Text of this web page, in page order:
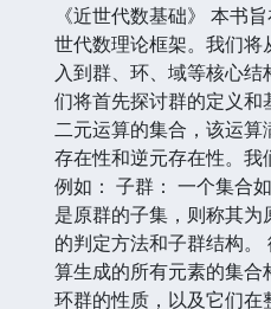
《近世代数基础》 本书
世代数理论框架。我们
入到群、环、域等核心
们将首先探讨群的定义
二元运算的集合，该运
存在性和逆元存在性。我
例如： 子群： 一个集合
是原群的子集，则称其
的判定方法和子群结构
算生成的所有元素的集
环群的性质，以及它们